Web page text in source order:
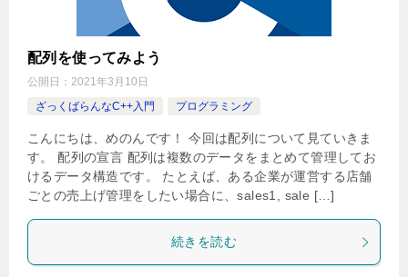
配列を使ってみよう
公開日： 2021年3月10日
ざっくばらんなC++入門
プログラミング
こんにちは、めのんです！ 今回は配列について見ていきま
す。 配列の宣言 配列は複数のデータをまとめて管理してお
けるデータ構造です。 たとえば、ある企業が運営する店舗
ごとの売上げ管理をしたい場合に、sales1, sale […]
続きを読む